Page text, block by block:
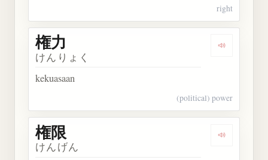
right
Dengarkan
権力
けんりょく
kekuasaan
(political) power
Dengarkan
権限
けんげん